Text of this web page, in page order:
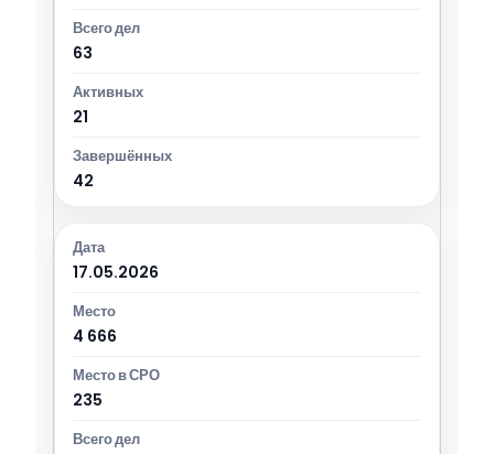
63
21
42
17.05.2026
4 666
235